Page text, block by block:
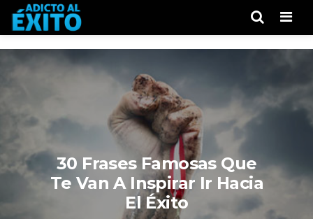
30 Frases Famosas Que
Te Van A Inspirar Ir Hacia
El Éxito